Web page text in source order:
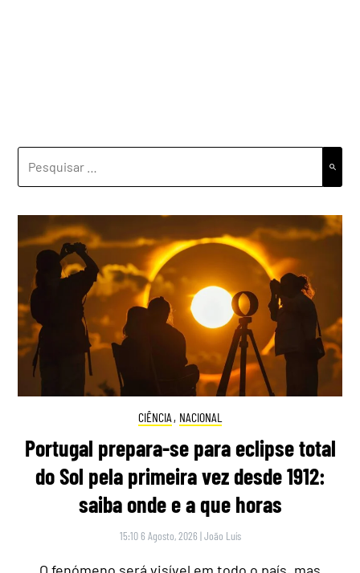
CIÊNCIA , NACIONAL
Portugal prepara-se para eclipse total
do Sol pela primeira vez desde 1912:
saiba onde e a que horas
15:10 6 Agosto, 2026 |João Luís